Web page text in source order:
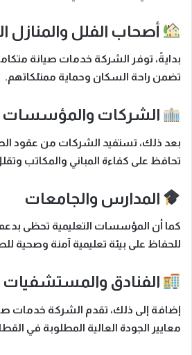
أصحاب الفلل والمنازل
بدايةً، توفر الشركة خدمات صيانة
تضمن راحة السكان وحماية ممتلكاتهم.
الشركات والمؤسسات
بعد ذلك، تستفيد الشركات من عقود
تحافظ على كفاءة المباني والمكاتب
المدارس والجامعات
كما أن المؤسسات التعليمية تحظى
للحفاظ على بيئة تعليمية آمنة وصحية
الفنادق والمستشفيات
إضافة إلى ذلك، تقدم الشركة خدمات
معايير الجودة العالية المطلوبة في